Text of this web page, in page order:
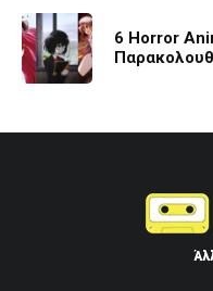
6 Horror